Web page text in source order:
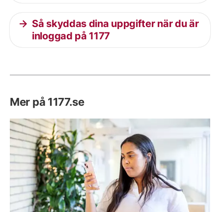
Så skyddas dina uppgifter när du är
inloggad på 1177
Mer på 1177.se